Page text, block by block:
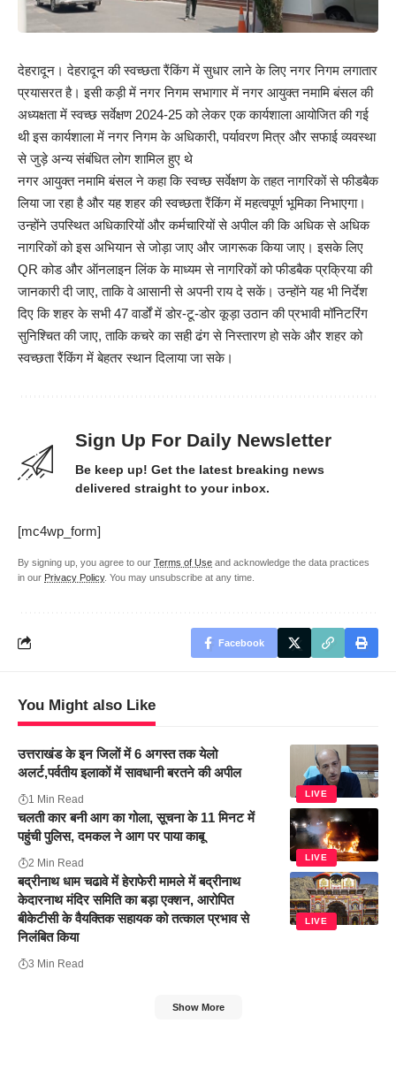
देहरादून। देहरादून की स्वच्छता रैंकिंग में सुधार लाने के लिए नगर निगम लगातार
प्रयासरत है। इसी कड़ी में नगर निगम सभागार में नगर आयुक्त नमामि बंसल की
अध्यक्षता में स्वच्छ सर्वेक्षण 2024-25 को लेकर एक कार्यशाला आयोजित की गई
थी इस कार्यशाला में नगर निगम के अधिकारी, पर्यावरण मित्र और सफाई व्यवस्था
से जुड़े अन्य संबंधित लोग शामिल हुए थे
नगर आयुक्त नमामि बंसल ने कहा कि स्वच्छ सर्वेक्षण के तहत नागरिकों से फीडबैक
लिया जा रहा है और यह शहर की स्वच्छता रैंकिंग में महत्वपूर्ण भूमिका निभाएगा।
उन्होंने उपस्थित अधिकारियों और कर्मचारियों से अपील की कि अधिक से अधिक
नागरिकों को इस अभियान से जोड़ा जाए और जागरूक किया जाए। इसके लिए
QR कोड और ऑनलाइन लिंक के माध्यम से नागरिकों को फीडबैक प्रक्रिया की
जानकारी दी जाए, ताकि वे आसानी से अपनी राय दे सकें। उन्होंने यह भी निर्देश
दिए कि शहर के सभी 47 वार्डों में डोर-टू-डोर कूड़ा उठान की प्रभावी मॉनिटरिंग
सुनिश्चित की जाए, ताकि कचरे का सही ढंग से निस्तारण हो सके और शहर को
स्वच्छता रैंकिंग में बेहतर स्थान दिलाया जा सके।
Sign Up For Daily Newsletter
Be keep up! Get the latest breaking news
delivered straight to your inbox.
[mc4wp_form]
By signing up, you agree to our Terms of Use and acknowledge the data practices
in our Privacy Policy. You may unsubscribe at any time.
Facebook
You Might also Like
LIVE
उत्तराखंड के इन जिलों में 6 अगस्त तक येलो
अलर्ट,पर्वतीय इलाकों में सावधानी बरतने की अपील
1 Min Read
LIVE
चलती कार बनी आग का गोला, सूचना के 11 मिनट में
पहुंची पुलिस, दमकल ने आग पर पाया काबू
2 Min Read
LIVE
बद्रीनाथ धाम चढावे में हेराफेरी मामले में बद्रीनाथ
केदारनाथ मंदिर समिति का बड़ा एक्शन, आरोपित
बीकेटीसी के वैयक्तिक सहायक को तत्काल प्रभाव से
निलंबित किया
3 Min Read
Show More